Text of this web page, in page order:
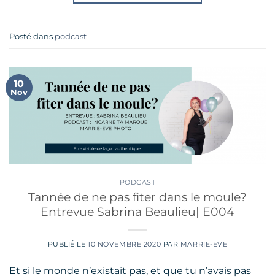
Posté dans podcast
10
Nov
PODCAST
Tannée de ne pas fiter dans le moule?
Entrevue Sabrina Beaulieu| E004
PUBLIÉ LE10 NOVEMBRE 2020 PAR MARRIE-EVE
Et si le monde n’existait pas, et que tu n’avais pas